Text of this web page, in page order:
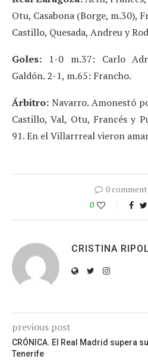
Otu, Casabona (Borge, m.30),
Castillo, Quesada, Andreu y
Goles: 1-0 m.37: Carlo
Galdón. 2-1, m.65: Francho.
Árbitro: Navarro. Amonestó
Castillo, Val, Otu, Francés y
91. En el Villarrreal vieron
0 comment
0
CRISTINA
previous post
CRÓNICA. El Real Madrid supera
Tenerife